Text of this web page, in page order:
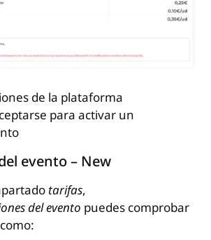
de la plataforma
para activar un
evento – New
tarifas,
del evento puedes comprobar